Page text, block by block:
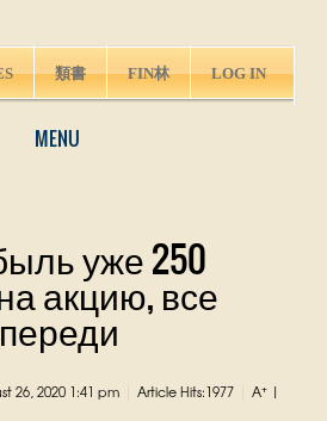
類書 FIN林 LOG IN
MENU
уже 250
акцию, все
26, 2020 1:41 pm Article Hits:1977 A+|